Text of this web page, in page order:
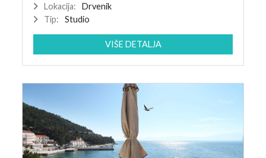
Lokacija:
Drvenik
Tip:
Studio
VIŠE DETALJA